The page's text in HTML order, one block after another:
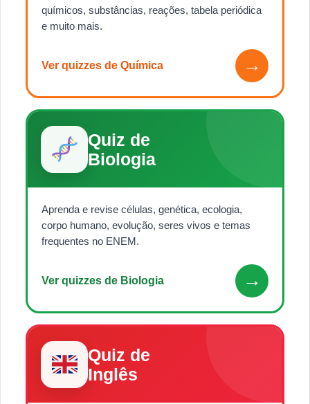
químicos, substâncias, reações, tabela periódica
e muito mais.
Ver quizzes de Química →
Quiz de
Biologia
Aprenda e revise células, genética, ecologia,
corpo humano, evolução, seres vivos e temas
frequentes no ENEM.
Ver quizzes de Biologia →
Quiz de
Inglês